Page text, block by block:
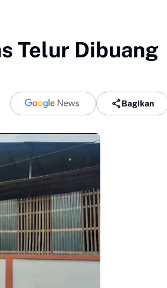
Telur Dibuang
Bagikan